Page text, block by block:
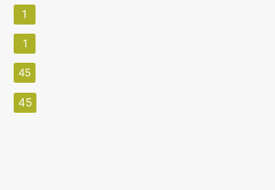
1
1
45
45